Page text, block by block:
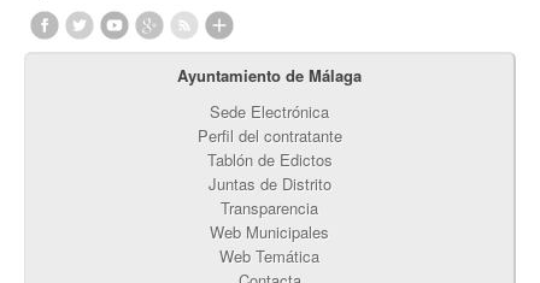
Ayuntamiento de Málaga
Sede Electrónica
Perfil del contratante
Tablón de Edictos
Juntas de Distrito
Transparencia
Web Municipales
Web Temática